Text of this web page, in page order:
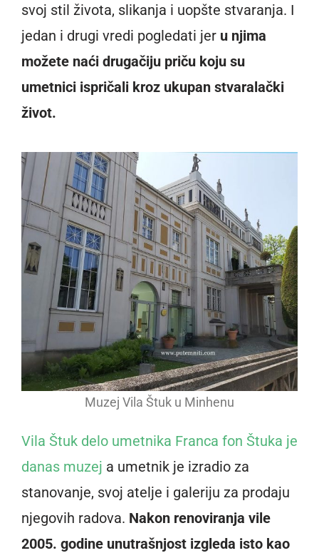
svoj stil života, slikanja i uopšte stvaranja. I
jedan i drugi vredi pogledati jer u njima
možete naći drugačiju priču koju su
umetnici ispričali kroz ukupan stvaralački
život.
Muzej Vila Štuk u Minhenu
Vila Štuk delo umetnika Franca fon Štuka je
danas muzej a umetnik je izradio za
stanovanje, svoj atelje i galeriju za prodaju
njegovih radova. Nakon renoviranja vile
2005. godine unutrašnjost izgleda isto kao